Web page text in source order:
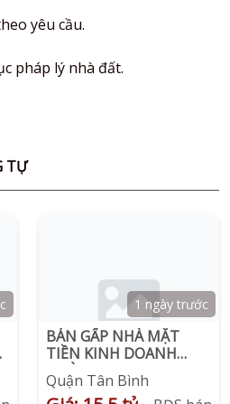
yêu cầu.
pháp lý nhà đất.
TỰ
1 ngày trước
BÁN GẤP NHÀ MẶT
TIỀN KINH DOANH
ĐƯỜNG BA GIA , NGAY
CHỢ VẢI TÂN BÌNH
Quận Tân Bình